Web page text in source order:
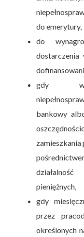
do emerytury,
do
dostarczenia
gdy
bankowy
zamieszkania
pieniężnych,
gdy
przez
określonych